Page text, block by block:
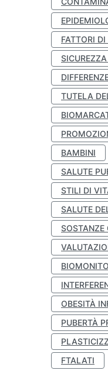
FATTORI DI
TUTELA
BAMBINI
SALUTE
STILI DI
SALUTE
SOSTANZE
OBESITÀ
PUBERTÀ
FTALATI